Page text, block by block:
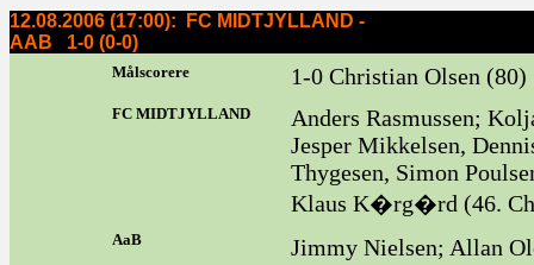
12.08.2006 (17:00): FC MIDTJYLLAND -
AAB 1-0 (0-0)
Målscorere 1-0 Christian Olsen (80)
FC MIDTJYLLAND
Anders Rasmussen;
Jesper Mikkelsen,
Thygesen, Simon
Klaus K�rg�rd (46.
AaB
Jimmy Nielsen; Allan